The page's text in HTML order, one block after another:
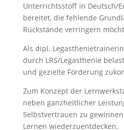
Unterrichtsstoff in Deutsch/
bereitet, die fehlende
Rückstände verringern
Als dipl.
durch LRS/Legasthenie
und gezielte Förderung
Zum Konzept der
neben ganzheitlicher
Selbstvertrauen zu
Lernen wiederzuentdecken.